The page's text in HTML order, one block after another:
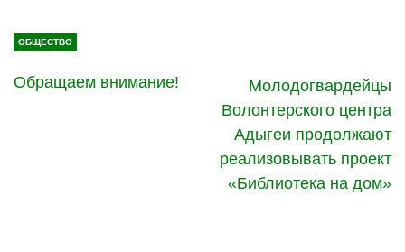
ОБЩЕСТВО
Обращаем внимание!
Молодогвардейцы
Волонтерского центра
Адыгеи продолжают
реализовывать проект
«Библиотека на дом»